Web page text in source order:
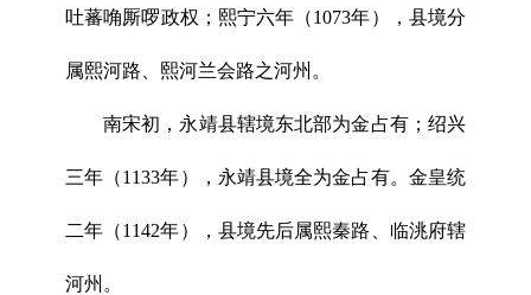
吐蕃唃厮啰政权；熙宁六年（1073年），县境分
属熙河路、熙河兰会路之河州。
南宋初，永靖县辖境东北部为金占有；绍兴
三年（1133年），永靖县境全为金占有。金皇统
二年（1142年），县境先后属熙秦路、临洮府辖
河州。